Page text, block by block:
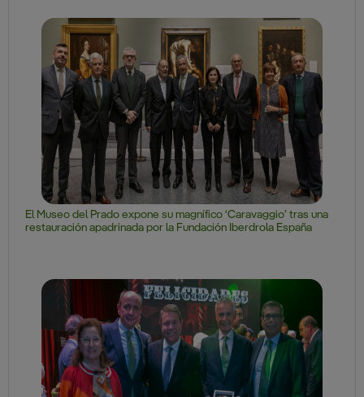
El Museo del Prado expone su magnífico ‘Caravaggio’ tras una
restauración apadrinada por la Fundación Iberdrola España